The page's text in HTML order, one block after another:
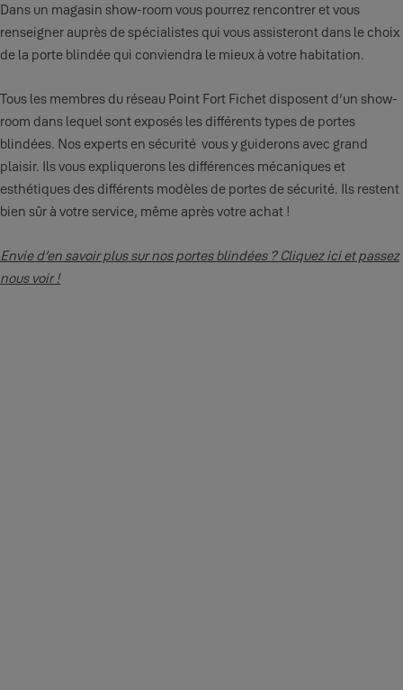
Dans un magasin show-room vous pourrez rencontrer et vous
renseigner auprès de spécialistes qui vous assisteront dans le choix
de la porte blindée qui conviendra le mieux à votre habitation.
Tous les membres du réseau Point Fort Fichet disposent d’un show-
room dans lequel sont exposés les différents types de portes
blindées. Nos experts en sécurité vous y guiderons avec grand
plaisir. Ils vous expliquerons les différences mécaniques et
esthétiques des différents modèles de portes de sécurité. Ils restent
bien sûr à votre service, même après votre achat !
Envie d’en savoir plus sur nos portes blindées ? Cliquez ici et passez
nous voir !